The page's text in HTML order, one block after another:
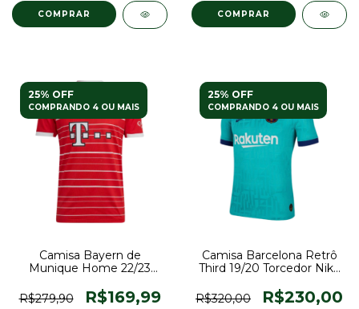
COMPRAR COMPRAR
25% OFF
COMPRANDO 4 OU MAIS
Camisa Bayern de
Munique Home 22/23
- Vermelho
R$279,90 R$169,99
25% OFF
COMPRANDO 4 OU MAIS
Camisa Barcelona Retrô
Third 19/20 Torcedor Nike
R$320,00
R$230,00